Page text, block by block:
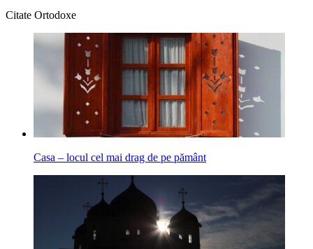
Citate Ortodoxe
Casa – locul cel mai drag de pe pământ